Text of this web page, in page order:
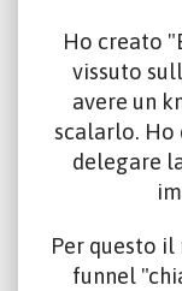
Ho creato
vissuto
avere un
scalarlo. Ho
delegare
Per questo
funnel